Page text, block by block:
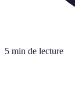
5 min de lecture